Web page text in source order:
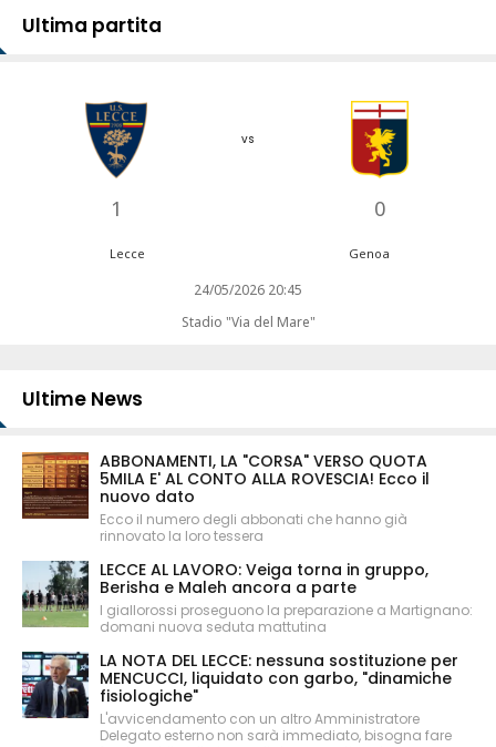
Ultima partita
1
vs
0
Lecce Genoa
24/05/2026 20:45
Stadio "Via del Mare"
Ultime News
ABBONAMENTI, LA "CORSA" VERSO QUOTA
5MILA E' AL CONTO ALLA ROVESCIA! Ecco il
nuovo dato
Ecco il numero degli abbonati che hanno già
rinnovato la loro tessera
LECCE AL LAVORO: Veiga torna in gruppo,
Berisha e Maleh ancora a parte
I giallorossi proseguono la preparazione a Martignano:
domani nuova seduta mattutina
LA NOTA DEL LECCE: nessuna sostituzione per
MENCUCCI, liquidato con garbo, "dinamiche
fisiologiche"
L'avvicendamento con un altro Amministratore
Delegato esterno non sarà immediato, bisogna fare